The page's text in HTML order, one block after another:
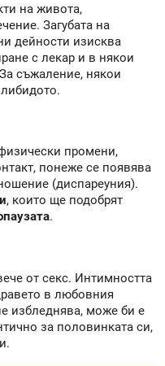
на живота,
Загубата на
дейности изисква
с лекар и в някои
съжаление, някои
промени,
понеже се появява
(диспареуния).
, които ще подобрят
.
от секс. Интимността
в любовния
избледнява, може би е
за половинката си,